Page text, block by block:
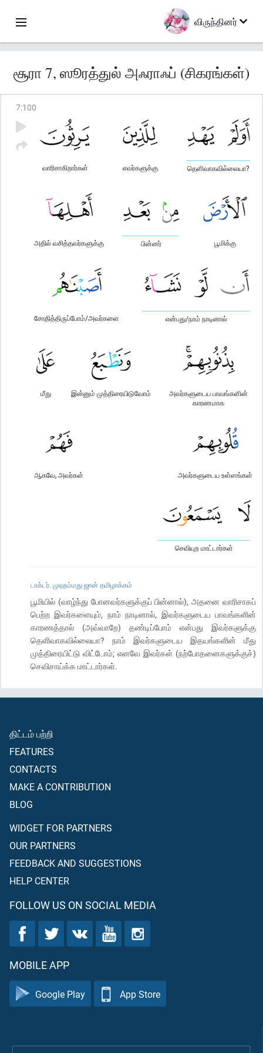
விருந்தினர்
சூரா 7, ஸூரத்துல் அஃராஃப் (சிகரங்கள்)
7:100
தெளிவாகவில்லையா?
எவர்களுக்கு
வாரிசாகிறார்கள்
பூமிக்கு
பின்னர்
அதில் வசித்தவர்களுக்கு
என்பது/நாம் நாடினால்
சோதித்திருப்போம்/அவர்களை
அவர்களுடைய பாவங்களின்
காரணமாக
இன்னும் முத்திரையிடுவோம்
மீது
அவர்களுடைய உள்ளங்கள்
ஆகவே, அவர்கள்
செவியுற மாட்டார்கள்
டாக்டர். முஹம்மது ஜான் தமிழாக்கம்
பூமியில் (வாழ்ந்து போனவர்களுக்குப் பின்னால்), அதனை வாரிசாகப்
பெற்ற இவர்களையும், நாம் நாடினால், இவர்களுடைய பாவங்களின்
காரணத்தால் (அவ்வாறே) தண்டிப்போம் என்பது இவர்களுக்கு
தெளிவாகவில்லையா? நாம் இவர்களுடைய இதயங்களின் மீது
முத்திரையிட்டு விட்டோம்; எனவே இவர்கள் (நற்போதனைகளுக்குச்)
செவிசாய்க்க மாட்டார்கள்.
திட்டம் பற்றி
FEATURES
CONTACTS
MAKE A CONTRIBUTION
BLOG
WIDGET FOR PARTNERS
OUR PARTNERS
FEEDBACK AND SUGGESTIONS
HELP CENTER
FOLLOW US ON SOCIAL MEDIA
MOBILE APP
Google Play App Store